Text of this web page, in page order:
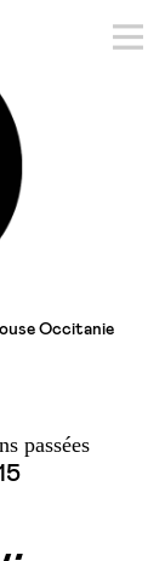
Occitanie
passées